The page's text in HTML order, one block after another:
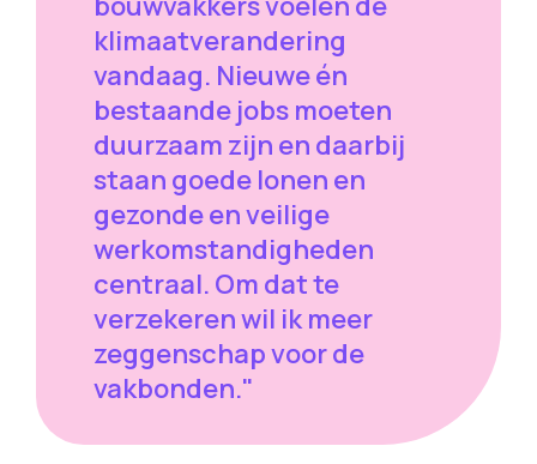
klimaatverandering
vandaag. Nieuwe én
bestaande jobs moeten
duurzaam zijn en daarbij
staan goede lonen en
gezonde en veilige
werkomstandigheden
centraal. Om dat te
verzekeren wil ik meer
zeggenschap voor de
vakbonden."